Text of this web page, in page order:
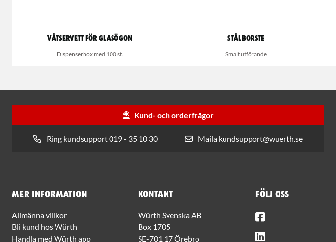
Våtservett för glasögon
Dispenserbox med 100 st.
Stålborste
Smalt utförande
Kund- och orderfrågor
Ring kundsupport 019 - 35 10 30 Maila kundsupport@wuerth.se
Mer information
Allmänna villkor
Bli kund hos Würth
Handla med Würth app
Kontakt
Würth Svenska AB
Box 1705
SE-701 17 Örebro
Följ oss